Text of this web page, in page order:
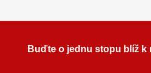
Buďte o jednu stopu blíž k